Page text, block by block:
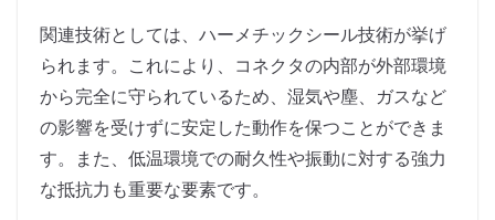
関連技術としては、ハーメチックシール技術が挙げ
られます。これにより、コネクタの内部が外部環境
から完全に守られているため、湿気や塵、ガスなど
の影響を受けずに安定した動作を保つことができま
す。また、低温環境での耐久性や振動に対する強力
な抵抗力も重要な要素です。